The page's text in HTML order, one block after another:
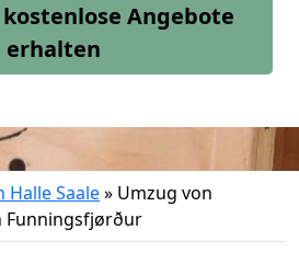
Angebote
erhalten
Saale» Umzug von
Funningsfjørður